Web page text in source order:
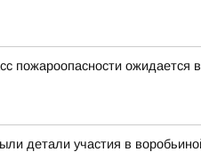
пожароопасности
детали участия в